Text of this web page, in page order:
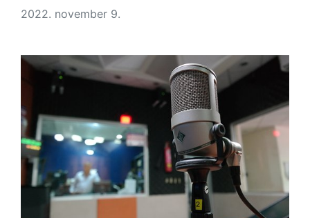
2022. november 9.